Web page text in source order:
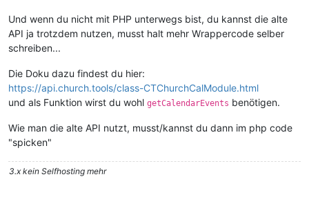
Und wenn du nicht mit PHP unterwegs bist, du kannst die alte
API ja trotzdem nutzen, musst halt mehr Wrappercode selber
schreiben...
Die Doku dazu findest du hier:
https://api.church.tools/class-CTChurchCalModule.html
und als Funktion wirst du wohl getCalendarEvents benötigen.
Wie man die alte API nutzt, musst/kannst du dann im php code
"spicken"
3.x kein Selfhosting mehr